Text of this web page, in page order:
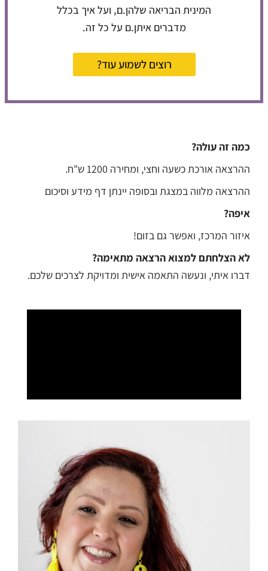
המינית הבריאה שלהן.ם, ועל איך בכלל
מדברים איתן.ם על כל זה.
רוצים לשמוע עוד?
כמה זה עולה?
ההרצאה אורכת כשעה וחצי, ומחירה 1200 ש"ח.
ההרצאה מלווה במצגת ובסופה יינתן דף מידע וסיכום
איפה?
איזור המרכז, ואפשר גם בזום!
לא הצלחתם למצוא הרצאה מתאימה?
דברו איתי, ונעשה התאמה אישית ומדויקת לצרכים שלכם.